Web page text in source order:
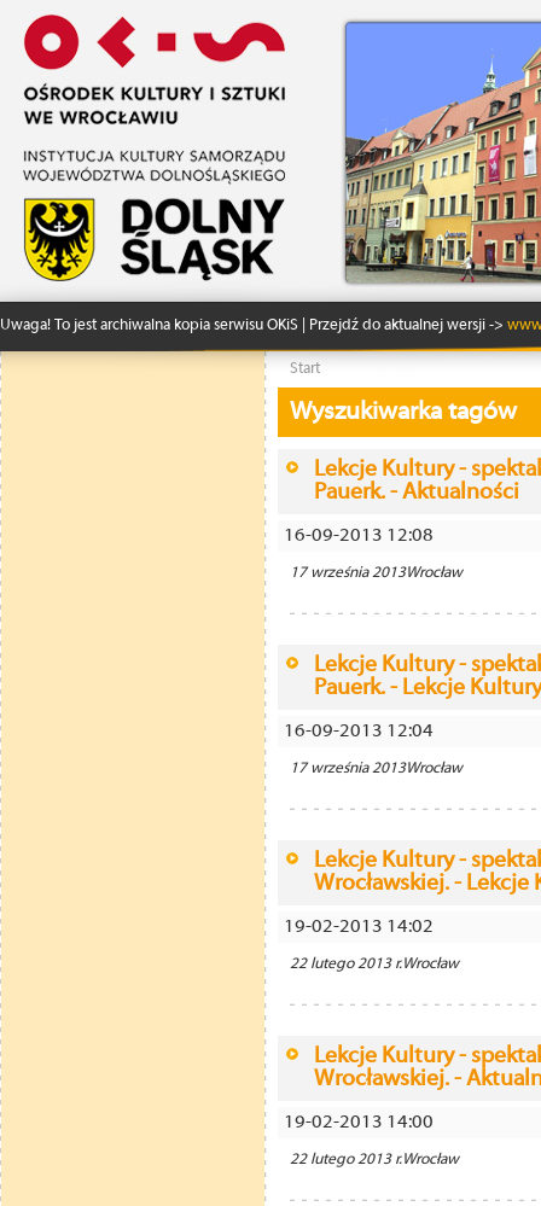
Uwaga! To jest archiwalna kopia serwisu OKiS | Przejdź do aktualnej wersji ->
Start
Wyszukiwarka tagów
Lekcje Kultury -
Pauerk. - Aktualności
16-09-2013 12:08
17 września 2013Wrocław
Lekcje Kultury -
Pauerk. - Lekcje Kultury
16-09-2013 12:04
17 września 2013Wrocław
Lekcje Kultury -
Wrocławskiej. - Lekcje
19-02-2013 14:02
22 lutego 2013 r.Wrocław
Lekcje Kultury -
Wrocławskiej. -
19-02-2013 14:00
22 lutego 2013 r.Wrocław